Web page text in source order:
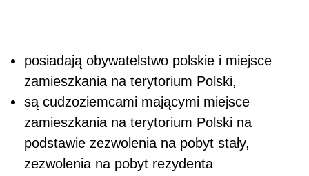
posiadają obywatelstwo polskie i miejsce
zamieszkania na terytorium Polski,
są cudzoziemcami mającymi miejsce
zamieszkania na terytorium Polski na
podstawie zezwolenia na pobyt stały,
zezwolenia na pobyt rezydenta